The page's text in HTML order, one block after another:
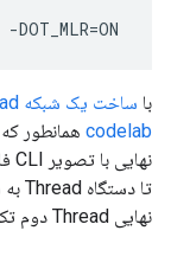
با
codelab همانطور
نهایی با تصویر CLI فلش شد،
نهایی Thread دوم تکرار کنید.